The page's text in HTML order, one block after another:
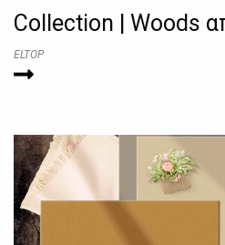
Collection | Woods
ELTOP